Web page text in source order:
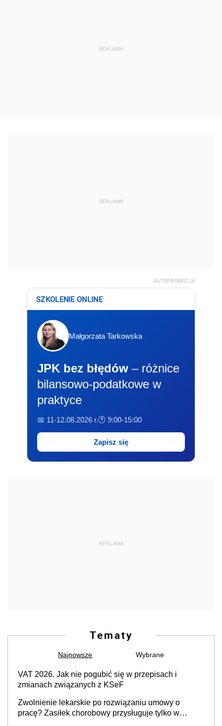
REKLAMA
REKLAMA
AUTOPROMOCJA
SZKOLENIE ONLINE
Małgorzata Tarkowska
JPK bez błędów – różnice
bilansowo-podatkowe w
praktyce
📅 11-12.08.2026 r.🕐 9:00-15:00
Zapisz się
REKLAMA
Tematy
Najnowsze Wybrane
VAT 2026. Jak nie pogubić się w przepisach i
zmianach związanych z KSeF
Zwolnienie lekarskie po rozwiązaniu umowy o
pracę? Zasiłek chorobowy przysługuje tylko w